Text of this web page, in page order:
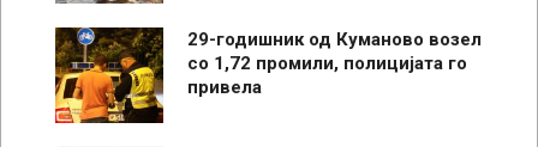
29-годишник од Куманово возел
со 1,72 промили, полицијата го
привела